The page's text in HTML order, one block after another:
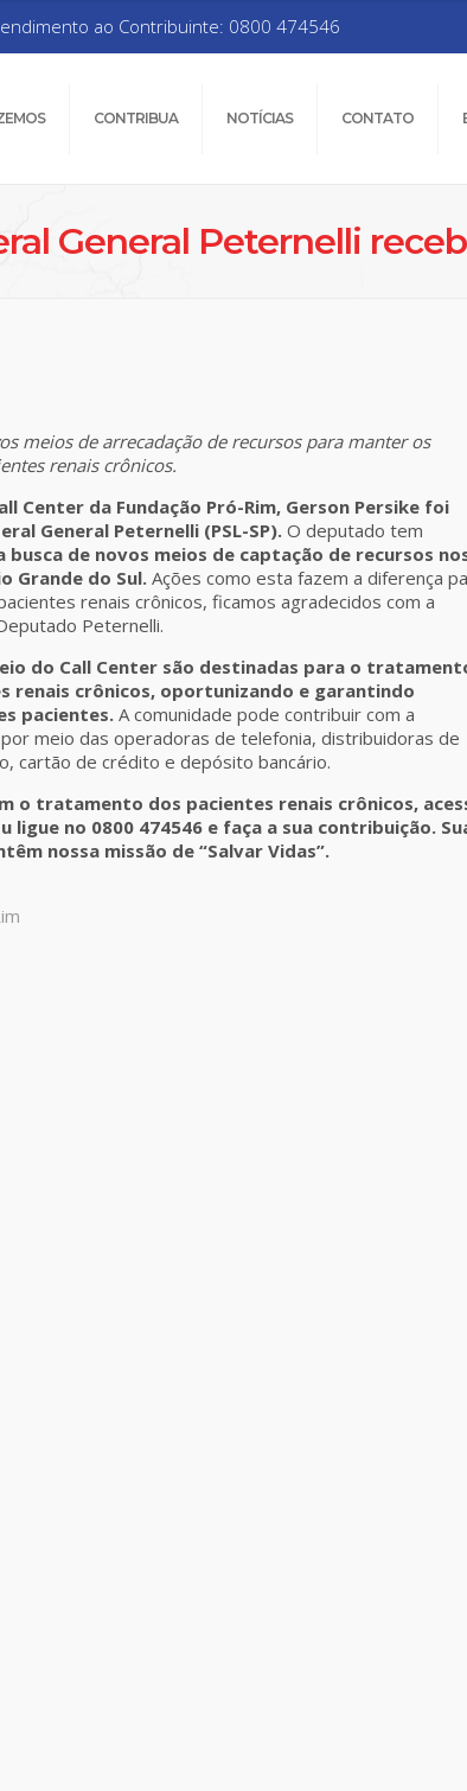
ao Contribuinte: 0800 474546
CONTRIBUA NOTÍCIAS CONTATO
General Peternelli
meios de arrecadação de recursos para manter os
renais crônicos.
Center da Fundação Pró-Rim, Gerson Persike foi
General Peternelli (PSL-SP).O deputado tem
busca de novos meios de captação de recursos
Grande do Sul. Ações como esta fazem a diferença
renais crônicos, ficamos agradecidos com a
Peternelli.
do Call Center são destinadas para o
renais crônicos, oportunizando e garantindo
pacientes.A comunidade pode contribuir com a
meio das operadoras de telefonia, distribuidoras de
cartão de crédito e depósito bancário.
o tratamento dos pacientes renais crônicos,
ligue no 0800 474546 e faça a sua contribuição.
nossa missão de “Salvar Vidas”.